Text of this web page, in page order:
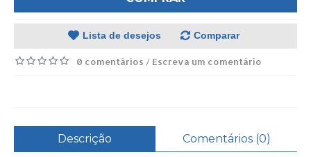
Lista de desejos Comparar
0 comentários / Escreva um comentário
Descrição
Comentários (0)